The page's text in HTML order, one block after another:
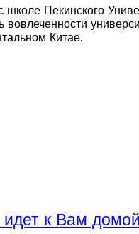
школе Пекинского
вовлеченности
Китае.
международными
идет к Вам